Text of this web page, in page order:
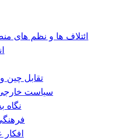
ائتلاف ها و نظم های
تقابل چین و
سیاست
نگاه